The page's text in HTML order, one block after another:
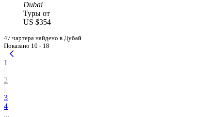
Dubai
Туры от
US $354
47 чартера найдено в Дубай
Показано 10 - 18
1
2
3
4
...